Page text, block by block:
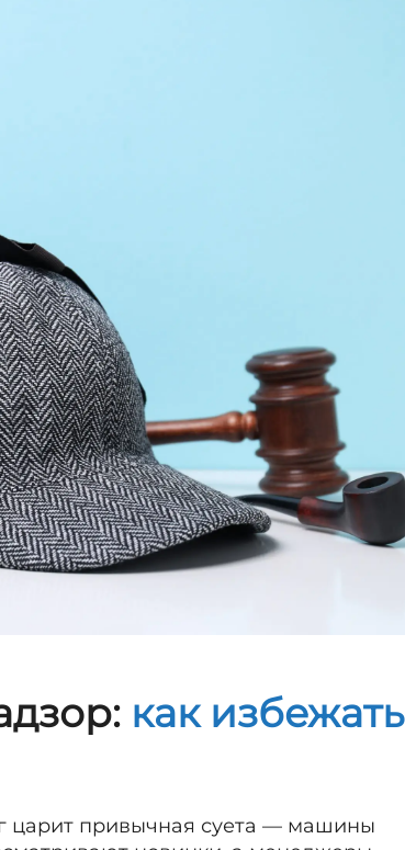
как избежать
царит привычная суета — машины